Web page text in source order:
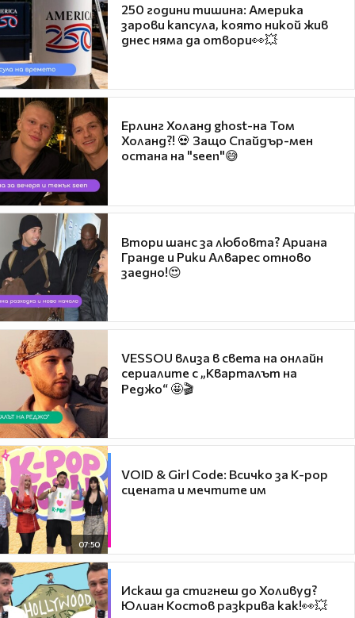
250 години тишина: Америка
зарови капсула, която никой жив
днес няма да отвори👀💥
Ерлинг Холанд ghost-на Том
Холанд?! 💀 Защо Спайдър-мен
остана на "seen"😅
Втори шанс за любовта? Ариана
Гранде и Рики Алварес отново
заедно!😍
VESSOU влиза в света на онлайн
сериалите с „Кварталът на
Реджо“ 🤩🎬
07:50
VOID & Girl Code: Всичко за K-pop
сцената и мечтите им
Искаш да стигнеш до Холивуд?
Юлиан Костов разкрива как!👀💥